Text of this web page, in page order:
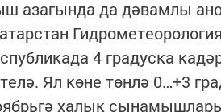
азагында да дәвамлы
4 градуска
Ял көне төнлә 0…+3
халык